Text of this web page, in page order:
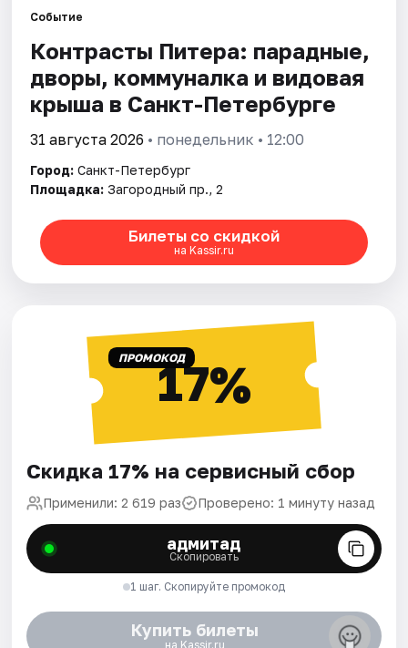
Города
Площадки
Артисты
Рейтинги
Событие
Контрасты Питера: парадные,
дворы, коммуналка и видовая
крыша в Санкт-Петербурге
31 августа 2026 • понедельник • 12:00
Город: Санкт-Петербург
Площадка: Загородный пр., 2
Билеты со скидкой
на Kassir.ru
ПРОМОКОД17%
Скидка 17% на сервисный сбор
Применили: 2 619 раз Проверено: 1 минуту назад
адмитад
Скопировать
1 шаг. Скопируйте промокод
Купить билеты
на Kassir.ru